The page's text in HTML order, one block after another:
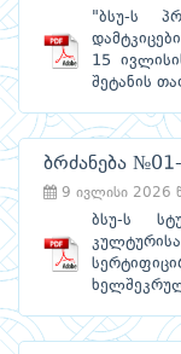
"ბსუ-ს
15
შეტანის
ბრძანება
9 ივლისი 2026
ბსუ-ს